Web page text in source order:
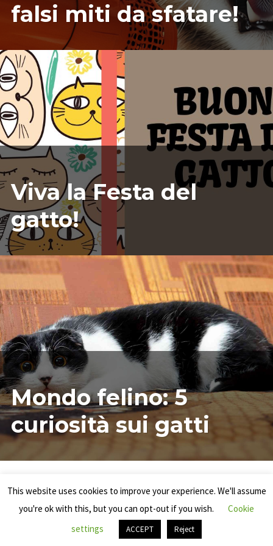
falsi miti da sfatare!
02/17/2025
ILARIAMARIANICRF
Viva la Festa del
gatto!
07/12/2019
ILARIAMARIANICRF
3
COMMENTI
SU
MONDO
FELINO:
5
CURIOSITÀ
Mondo felino: 5
curiosità sui gatti
PROUDLY POWERED BY WORDPRESS|THEME: RADCLIFFE 2 BY
ANDERS NORÉN
This website uses cookies to improve your experience. We'll assume
you're ok with this, but you can opt-out if you wish.
Cookie
settings
ACCEPT Reject